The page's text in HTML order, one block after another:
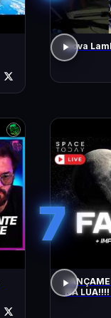
Nova
7
NA LUA!!!!